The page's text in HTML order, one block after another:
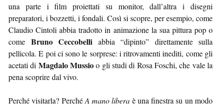
una parte i film proiettati su monitor, dall’altra i disegni
preparatori, i bozzetti, i fondali. Così si scopre, per esempio, come
Claudio Cintoli abbia tradotto in animazione la sua pittura pop o
come Bruno Ceccobelli abbia “dipinto” direttamente sulla
pellicola. E poi ci sono le sorprese: i ritrovamenti inediti, come gli
acetati di Magdalo Mussioo gli studi di Rosa Foschi, che vale la
pena scoprire dal vivo.
Perché visitarla? PerchéA mano libera è una finestra su un modo